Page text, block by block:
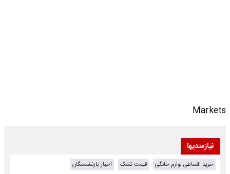
Markets
نیازمندیها
خرید اقساطی لوازم خانگی قیمت تشک
اخبار بازنشستگان